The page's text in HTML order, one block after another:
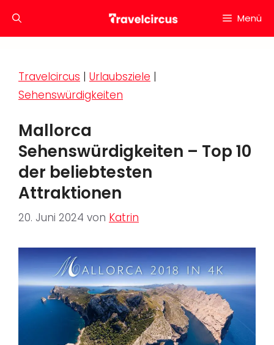
Inhalt
Menü
Travelcircus | Urlaubsziele |
Sehenswürdigkeiten
Mallorca
Sehenswürdigkeiten – Top 10
der beliebtesten
Attraktionen
20. Juni 2024 von Katrin